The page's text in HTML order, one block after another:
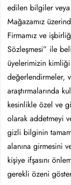
edilen bilgiler veya
Mağazamız
Firmamız ve
Sözleşmesi” ile
üyelerimizin
değerlendirmeler,
araştırmalarında
kesinlikle özel ve
olarak addetmeyi
gizli bilginin
alanına girmesini
kişiye ifşasını
gerekli özeni